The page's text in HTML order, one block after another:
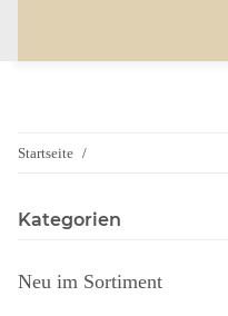
Startseite
Kategorien
Neu im Sortiment